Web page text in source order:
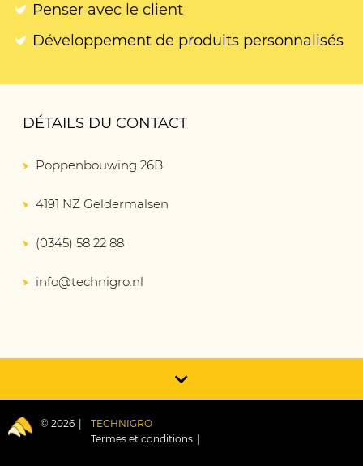
Penser avec le client
Développement de produits personnalisés
DÉTAILS DU CONTACT
Poppenbouwing 26B
4191 NZ Geldermalsen
(0345) 58 22 88
info@technigro.nl
© 2026
TECHNIGRO
Termes et conditions